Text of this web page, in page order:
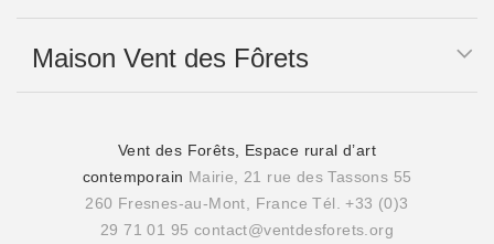
Maison Vent des Fôrets
Vent des Forêts, Espace rural d’art
contemporain Mairie, 21 rue des Tassons 55
260 Fresnes-au-Mont, France Tél. +33 (0)3
29 71 01 95 contact@ventdesforets.org